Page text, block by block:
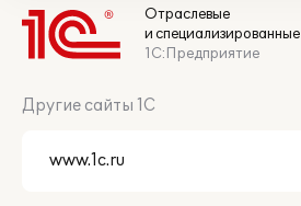
Отраслевые
и
1С:Предприятие
Другие сайты 1С